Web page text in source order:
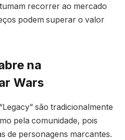
recorrer ao mercado
podem superar o valor
na
Wars
são tradicionalmente
pela comunidade, pois
de personagens marcantes.